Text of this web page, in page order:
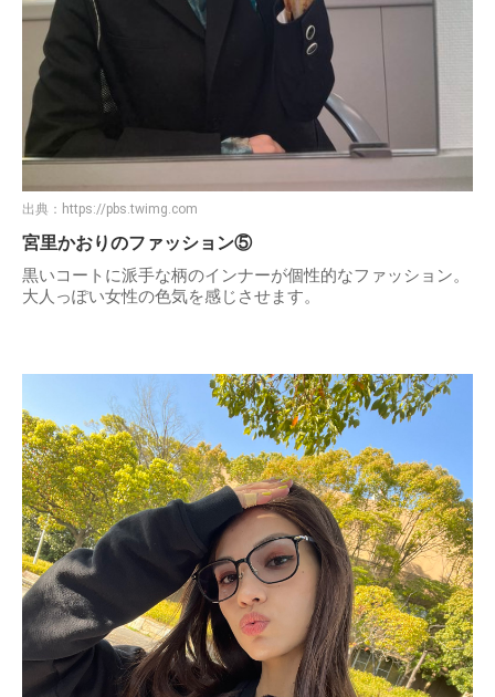
出典： https://pbs.twimg.com
宮里かおりのファッション⑤
黒いコートに派手な柄のインナーが個性的なファッション。
大人っぽい女性の色気を感じさせます。